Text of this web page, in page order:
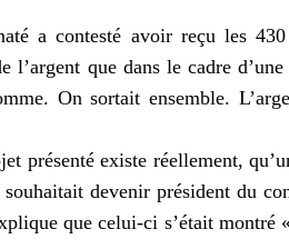
a contesté avoir reçu les
l’argent que dans le cadre
On sortait ensemble.
présenté existe réellement,
devenir président du
que celui-ci s’était montré